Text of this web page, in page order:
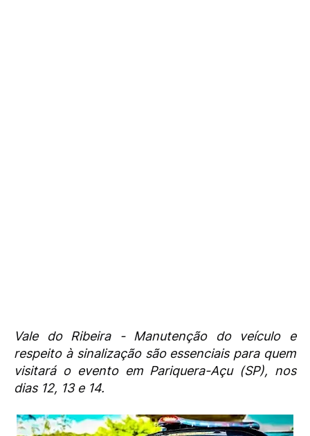
Vale do Ribeira - Manutenção do veículo e
respeito à sinalização são essenciais para quem
visitará o evento em Pariquera-Açu (SP), nos
dias 12, 13 e 14.